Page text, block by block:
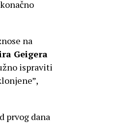
na
Geigera
ispraviti
prvog dana